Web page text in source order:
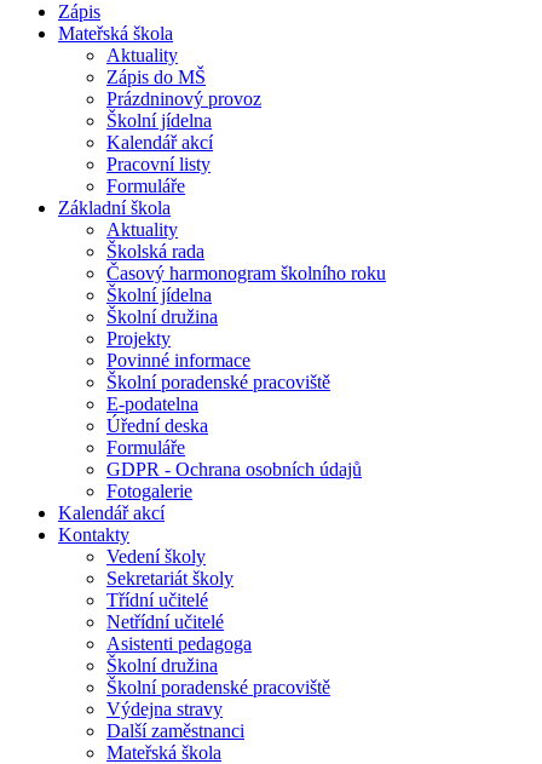
Zápis
Mateřská škola
Aktuality
Zápis do MŠ
Prázdninový provoz
Školní jídelna
Kalendář akcí
Pracovní listy
Formuláře
Základní škola
Aktuality
Školská rada
Časový harmonogram školního roku
Školní jídelna
Školní družina
Projekty
Povinné informace
Školní poradenské pracoviště
E-podatelna
Úřední deska
Formuláře
GDPR - Ochrana osobních údajů
Fotogalerie
Kalendář akcí
Kontakty
Vedení školy
Sekretariát školy
Třídní učitelé
Netřídní učitelé
Asistenti pedagoga
Školní družina
Školní poradenské pracoviště
Výdejna stravy
Další zaměstnanci
Mateřská škola